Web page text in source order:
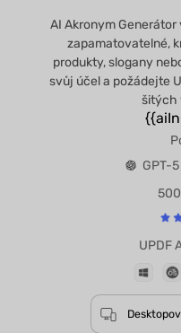
AI Akronym
zapamatovatelné,
produkty, slogany
svůj účel a požádejte
šitých